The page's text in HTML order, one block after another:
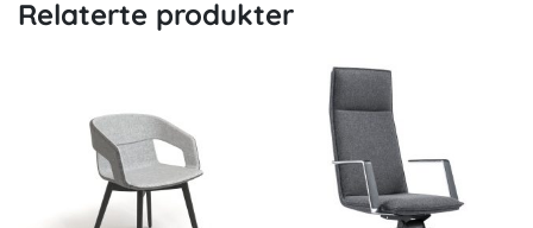
Relaterte produkter